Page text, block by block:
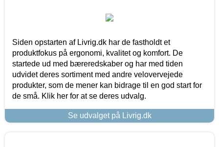
Siden opstarten af Livrig.dk har de fastholdt et
produktfokus på ergonomi, kvalitet og komfort. De
startede ud med bæreredskaber og har med tiden
udvidet deres sortiment med andre velovervejede
produkter, som de mener kan bidrage til en god start for
de små. Klik her for at se deres udvalg.
Se udvalget på Livrig.dk